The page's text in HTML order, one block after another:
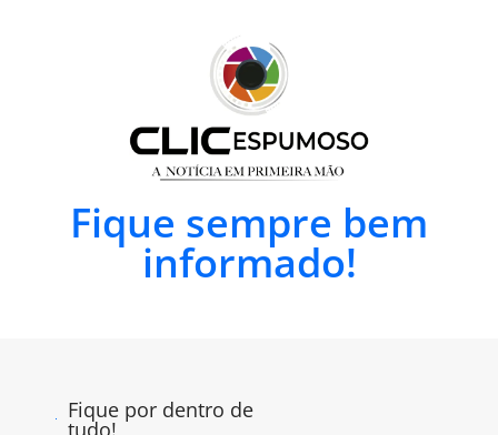
Fique sempre bem
informado!
Fique por dentro de
tudo!